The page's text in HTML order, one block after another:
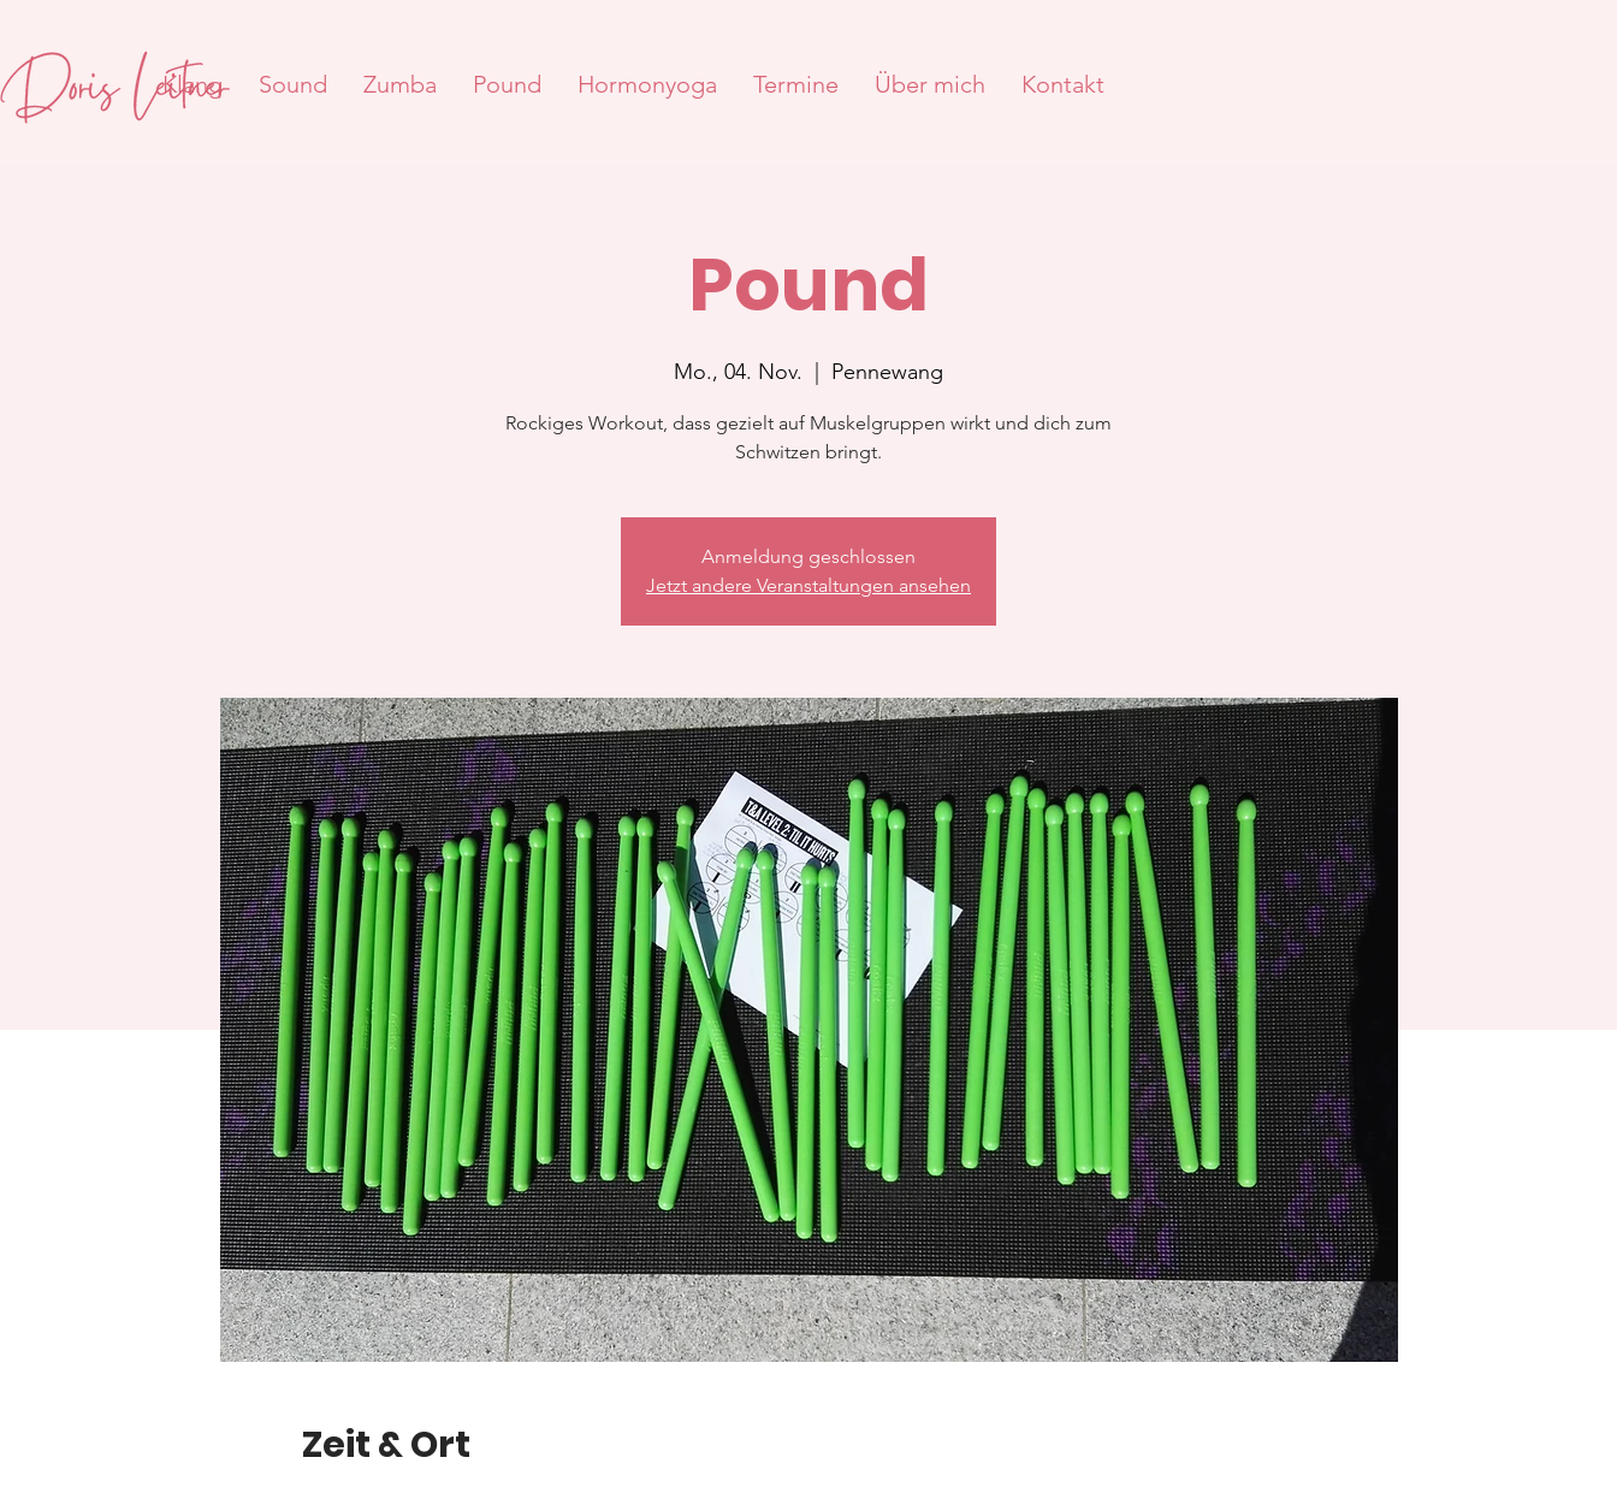
Klang Sound Zumba Pound Hormonyoga Termine Über mich Kontakt
Pound
Mo., 04. Nov. Pennewang
Rockiges Workout, dass gezielt auf Muskelgruppen wirkt und dich zum
Schwitzen bringt.
Anmeldung geschlossen
Jetzt andere Veranstaltungen ansehen
Zeit & Ort